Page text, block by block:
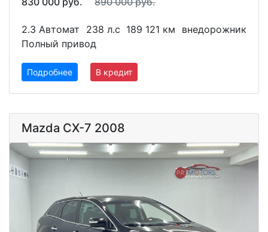
2.3 Автомат 238 л.с 189 121 км
внедорожник
Полный привод
Подробнее В кредит
Mazda CX-7 2008